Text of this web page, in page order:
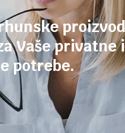
Vaše privatne
potrebe.